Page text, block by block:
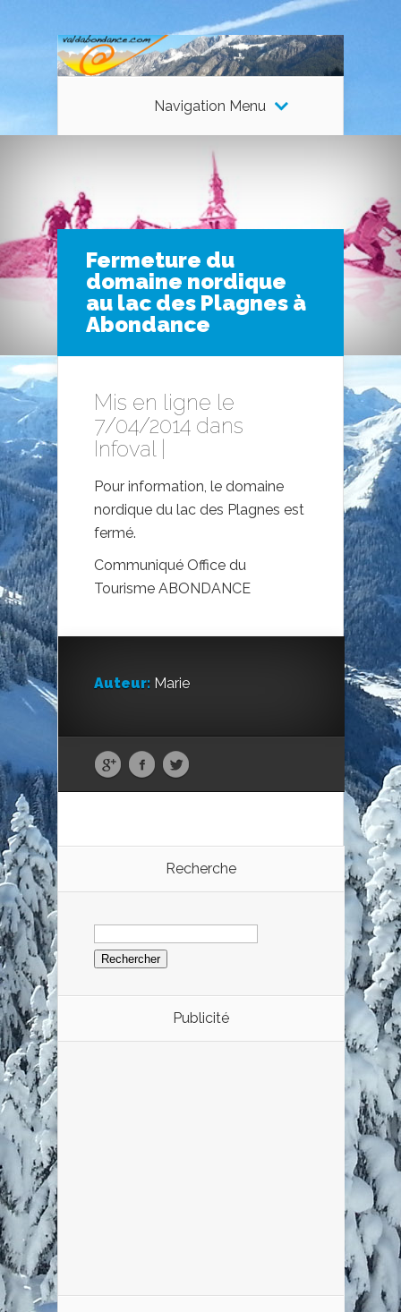
Navigation Menu
Fermeture du
domaine nordique
au lac des Plagnes à
Abondance
Mis en ligne le
7/04/2014 dans
Infoval
Pour information, le domaine
nordique du lac des Plagnes est
fermé.
Communiqué Office du
Tourisme ABONDANCE
Auteur: Marie
Recherche
Rechercher :
Publicité